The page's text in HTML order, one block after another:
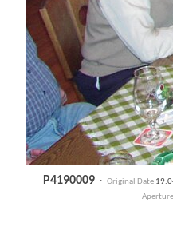
P4190009 · Original Date
Aperture